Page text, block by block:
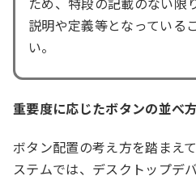
説明や定義等となっている
い。
重要度に応じたボタンの並べ
ボタン配置の考え方を踏まえ
ステムでは、デスクトップデ